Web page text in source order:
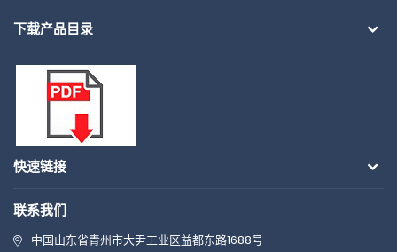
下载产品目录
快速链接
联系我们
中国山东省青州市大尹工业区益都东路1688号